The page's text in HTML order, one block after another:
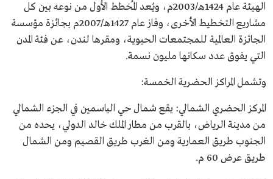
الهيئة عام 1424هـ/2003م، ويُعد المُخطط الأول من نوعه بين كل
مشاريع التخطيط الأخرى، وفاز عام 1427هـ/2007م بجائزة مؤسسة
الجائزة العالمية للمجتمعات الحيوية، ومقرها لندن، عن فئة المدن
التي يفوق عدد سكانها مليون نسمة.
وتشمل المراكز الحضرية الخمسة:
المركز الحضري الشمالي: يقع شمال حي الياسمين في الجزء الشمالي
من مدينة الرياض، بالقرب من مطار الملك خالد الدولي، يحده من
الجنوب طريق العمارية ومن الغرب طريق القصيم ومن الشمال
طريق عرض 60 م.